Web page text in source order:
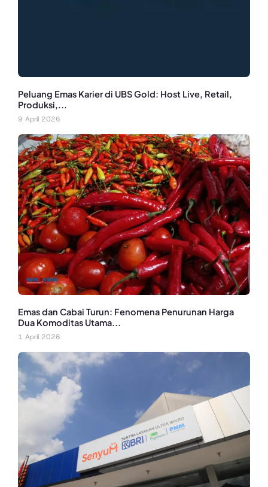
Peluang Emas Karier di UBS Gold: Host Live, Retail,
Produksi,...
9 April 2026
Emas dan Cabai Turun: Fenomena Penurunan Harga
Dua Komoditas Utama...
1 April 2026